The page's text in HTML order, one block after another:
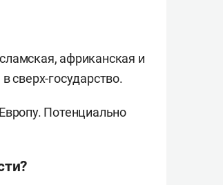
африканская и
сверх-государство.
Потенциально